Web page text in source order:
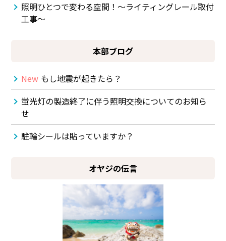
照明ひとつで変わる空間！～ライティングレール取付
工事～
本部ブログ
New もし地震が起きたら？
蛍光灯の製造終了に伴う照明交換についてのお知ら
せ
駐輪シールは貼っていますか？
オヤジの伝言